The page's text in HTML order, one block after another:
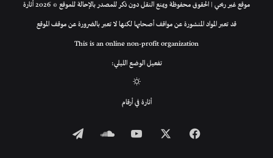
موقع غير ربحي | الحقوق محفوظة ويمنع النقل دون ذكر للمصدر بالإحالة للموقع © 2026 أثارة
قد تعبر المواد المنشورة عن مواقف أصحابها لكنها لا تعبر بالضرورة عن موقف الموقع
This is an online non-profit organization
تفعيل الوضع الليلي:
المظلم
أثارة في أرقام
فيسبوك ‫YouTubeساوند